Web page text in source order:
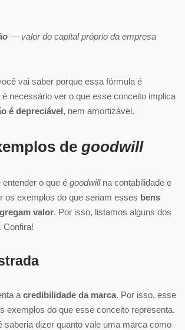
— valor do capital próprio da empresa
vai saber porque essa fórmula é
é necessário ver o que esse conceito implica
é depreciável, nem amortizável.
de goodwill
o que é goodwill na contabilidade e
os exemplos do que seriam esses bens
valor. Por isso, listamos alguns dos
Confira!
a credibilidade da marca. Por isso, esse
exemplos do que esse conceito representa.
saberia dizer quanto vale uma marca como